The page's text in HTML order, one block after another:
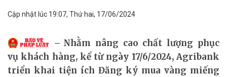
Cập nhật lúc 19:07, Thứ hai, 17/06/2024
Nhằm nâng cao chất lượng phục
vụ khách hàng, kể từ ngày 17/6/2024, Agribank
triển khai tiện ích Đăng ký mua vàng miếng